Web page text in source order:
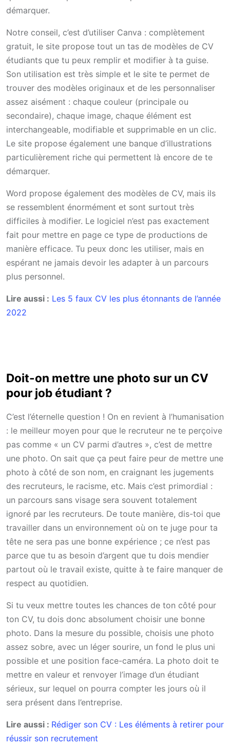
démarquer.
Notre conseil, c’est d’utiliser Canva : complètement
gratuit, le site propose tout un tas de modèles de CV
étudiants que tu peux remplir et modifier à ta guise.
Son utilisation est très simple et le site te permet de
trouver des modèles originaux et de les personnaliser
assez aisément : chaque couleur (principale ou
secondaire), chaque image, chaque élément est
interchangeable, modifiable et supprimable en un clic.
Le site propose également une banque d’illustrations
particulièrement riche qui permettent là encore de te
démarquer.
Word propose également des modèles de CV, mais ils
se ressemblent énormément et sont surtout très
difficiles à modifier. Le logiciel n’est pas exactement
fait pour mettre en page ce type de productions de
manière efficace. Tu peux donc les utiliser, mais en
espérant ne jamais devoir les adapter à un parcours
plus personnel.
Lire aussi : Les 5 faux CV les plus étonnants de l’année
2022
Doit-on mettre une photo sur un CV
pour job étudiant ?
C’est l’éternelle question ! On en revient à l’humanisation
: le meilleur moyen pour que le recruteur ne te perçoive
pas comme « un CV parmi d’autres », c’est de mettre
une photo. On sait que ça peut faire peur de mettre une
photo à côté de son nom, en craignant les jugements
des recruteurs, le racisme, etc. Mais c’est primordial :
un parcours sans visage sera souvent totalement
ignoré par les recruteurs. De toute manière, dis-toi que
travailler dans un environnement où on te juge pour ta
tête ne sera pas une bonne expérience ; ce n’est pas
parce que tu as besoin d’argent que tu dois mendier
partout où le travail existe, quitte à te faire manquer de
respect au quotidien.
Si tu veux mettre toutes les chances de ton côté pour
ton CV, tu dois donc absolument choisir une bonne
photo. Dans la mesure du possible, choisis une photo
assez sobre, avec un léger sourire, un fond le plus uni
possible et une position face-caméra. La photo doit te
mettre en valeur et renvoyer l’image d’un étudiant
sérieux, sur lequel on pourra compter les jours où il
sera présent dans l’entreprise.
Lire aussi : Rédiger son CV : Les éléments à retirer pour
réussir son recrutement